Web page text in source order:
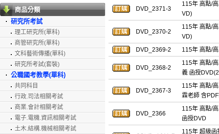
商品分類
研究所考試
理工研究所(單科)
商管研究所(單科)
文科藝術傳播(單科)
研究所考試(套裝)
公職國考教學(單科)
共同科目
行政.司法相關考試
商業.會計相關考試
電子.電機.資訊相關考試
土木.結構.機械相關考試
DVD_2371-3
115年 高點/
VD)
DVD_2370-2
115年 高點/
VD)
DVD_2369-2
115年 高點/
DVD_2368-2
115年 高點/
義 函授
DVD_2367-3
115年 高點/
霖老師 含
DVD_2366
115年 高點/
函授DVD
115年 超級函